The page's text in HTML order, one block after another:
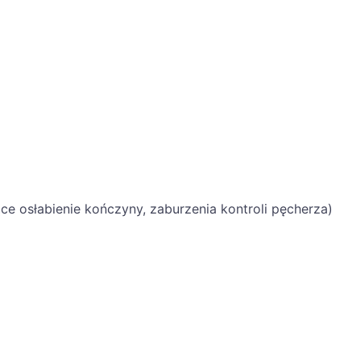
osłabienie kończyny, zaburzenia kontroli pęcherza)